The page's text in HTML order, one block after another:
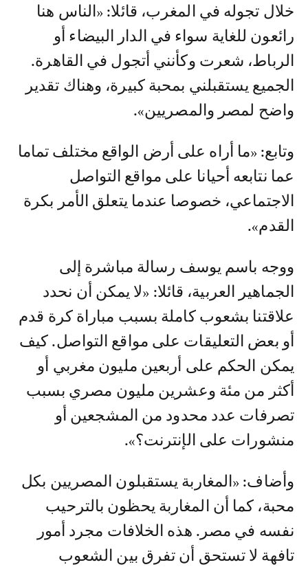
خلال تجوله في المغرب، قائلا: «الناس هنا
رائعون للغاية سواء في الدار البيضاء أو
الرباط، شعرت وكأنني أتجول في القاهرة.
الجميع يستقبلني بمحبة كبيرة، وهناك تقدير
واضح لمصر والمصريين».
وتابع: «ما أراه على أرض الواقع مختلف تماما
عما نتابعه أحيانا على مواقع التواصل
الاجتماعي، خصوصا عندما يتعلق الأمر بكرة
القدم».
ووجه باسم يوسف رسالة مباشرة إلى
الجماهير العربية، قائلا: «لا يمكن أن نحدد
علاقتنا بشعوب كاملة بسبب مباراة كرة قدم
أو بعض التعليقات على مواقع التواصل. كيف
يمكن الحكم على أربعين مليون مغربي أو
أكثر من مئة وعشرين مليون مصري بسبب
تصرفات عدد محدود من المشجعين أو
منشورات على الإنترنت؟».
وأضاف: «المغاربة يستقبلون المصريين بكل
محبة، كما أن المغاربة يحظون بالترحيب
نفسه في مصر. هذه الخلافات مجرد أمور
تافهة لا تستحق أن تفرق بين الشعوب